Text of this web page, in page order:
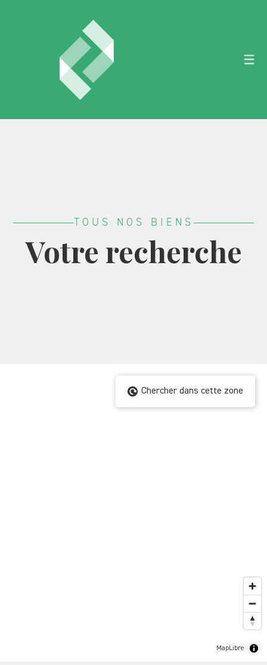
TOUS NOS BIENS
Votre recherche
Chercher dans cette zone
MapLibre